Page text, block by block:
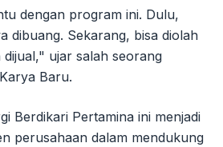
dengan program ini. Dulu,
dibuang. Sekarang, bisa diolah
dijual," ujar salah seorang
Baru.
Berdikari Pertamina ini menjadi
perusahaan dalam mendukung